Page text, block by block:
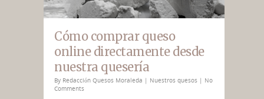
Cómo comprar queso
online directamente desde
nuestra quesería
By Redacción Quesos Moraleda | Nuestros quesos | No
Comments